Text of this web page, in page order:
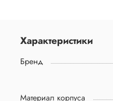
Характеристики
Бренд
Материал корпуса